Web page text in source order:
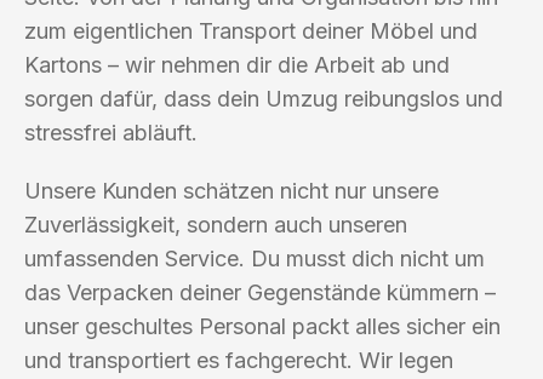
zum eigentlichen Transport deiner Möbel und
Kartons – wir nehmen dir die Arbeit ab und
sorgen dafür, dass dein Umzug reibungslos und
stressfrei abläuft.
Unsere Kunden schätzen nicht nur unsere
Zuverlässigkeit, sondern auch unseren
umfassenden Service. Du musst dich nicht um
das Verpacken deiner Gegenstände kümmern –
unser geschultes Personal packt alles sicher ein
und transportiert es fachgerecht. Wir legen